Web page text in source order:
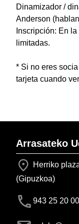
Dinamizador /
Anderson
Inscripción: En
limitadas.
* Si no eres
tarjeta cuando
Arrasateko
Herriko
(Gipuzkoa)
943 25 20 00